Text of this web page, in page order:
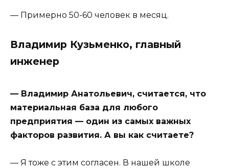
— Примерно 50-60 человек в месяц.
Владимир Кузьменко, главный
инженер
— Владимир Анатольевич, считается, что
материальная база для любого
предприятия — один из самых важных
факторов развития. А вы как считаете?
— Я тоже с этим согласен. В нашей школе